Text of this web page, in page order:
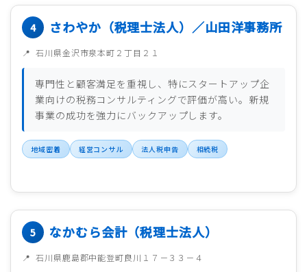
さわやか（税理士法人）／山田洋事務所
石川県金沢市泉本町２丁目２１
専門性と顧客満足を重視し、特にスタートアップ企
業向けの税務コンサルティングで評価が高い。新規
事業の成功を強力にバックアップします。
地域密着 経営コンサル 法人税申告 相続税
なかむら会計（税理士法人）
石川県鹿島郡中能登町良川１７－３３－４